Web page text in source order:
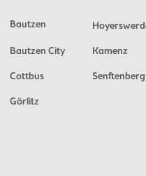
Bautzen
Bautzen City
Kamenz
Cottbus
Senftenberg
Görlitz